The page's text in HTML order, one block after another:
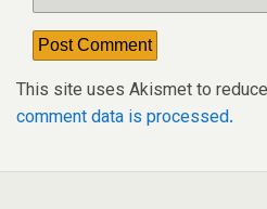
This site uses Akismet to
comment data is processed.